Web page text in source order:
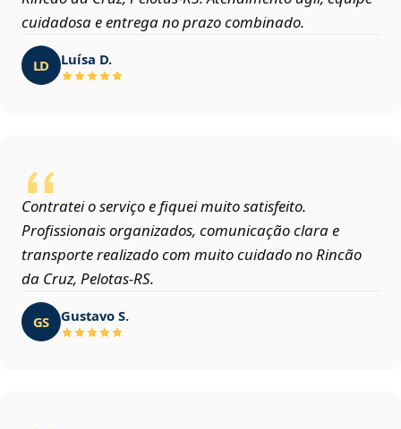
cuidadosa e entrega no prazo combinado.
LD Luísa D.
Contratei o serviço e fiquei muito satisfeito.
Profissionais organizados, comunicação clara e
transporte realizado com muito cuidado no Rincão
da Cruz, Pelotas‑RS.
GS Gustavo S.